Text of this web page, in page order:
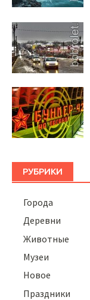
РУБРИКИ
Города
Деревни
Животные
Музеи
Новое
Праздники